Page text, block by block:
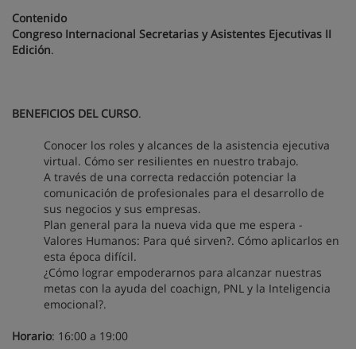
Contenido
Congreso Internacional Secretarias y Asistentes Ejecutivas II
Edición.
BENEFICIOS DEL CURSO.
Conocer los roles y alcances de la asistencia ejecutiva
virtual. Cómo ser resilientes en nuestro trabajo.
A través de una correcta redacción potenciar la
comunicación de profesionales para el desarrollo de
sus negocios y sus empresas.
Plan general para la nueva vida que me espera -
Valores Humanos: Para qué sirven?. Cómo aplicarlos en
esta época difícil.
¿Cómo lograr empoderarnos para alcanzar nuestras
metas con la ayuda del coachign, PNL y la Inteligencia
emocional?.
Horario: 16:00 a 19:00